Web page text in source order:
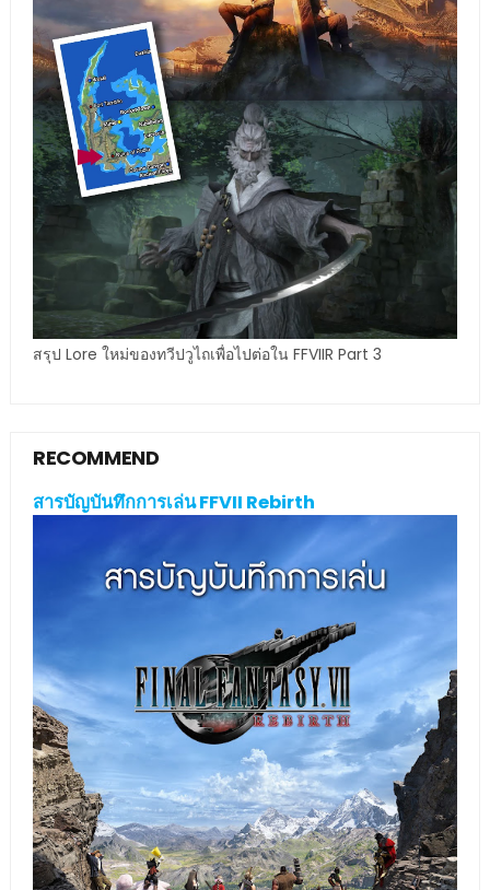
สรุป Lore ใหม่ของทวีปวูไถเพื่อไปต่อใน FFVIIR Part 3
RECOMMEND
สารบัญบันทึกการเล่น FFVII Rebirth